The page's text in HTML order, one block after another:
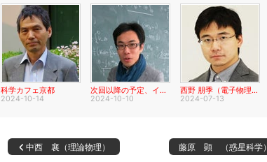
科学カフェ京都
2024-10-14
次回以降の予定、イベント関係
2024-10-10
西野 朋季（電子物理工学）
2024-07-13
中西 襄（理論物理） 藤原 顕 （惑星科学）